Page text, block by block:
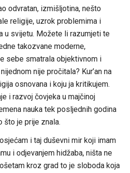
odvratan, izmišljotina, nešto
religije, uzrok problemima i
u svijetu. Možete li razumjeti te
takozvane moderne,
sebe smatrala objektivnom i
nije pročitala? Kur’an na
osnovana i koju ja kritikujem.
i razvoj čovjeka u majčinoj
nauka tek posljednih godina
što je prije znala.
i taj duševni mir koji imam
i odjevanjem hidžaba, ništa ne
kroz grad to je sloboda koja